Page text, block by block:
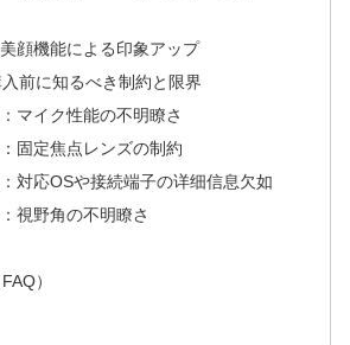
顔機能による印象アップ
前に知るべき制約と限界
マイク性能の不明瞭さ
固定焦点レンズの制約
対応OSや接続端子の详细信息欠如
視野角の不明瞭さ
）